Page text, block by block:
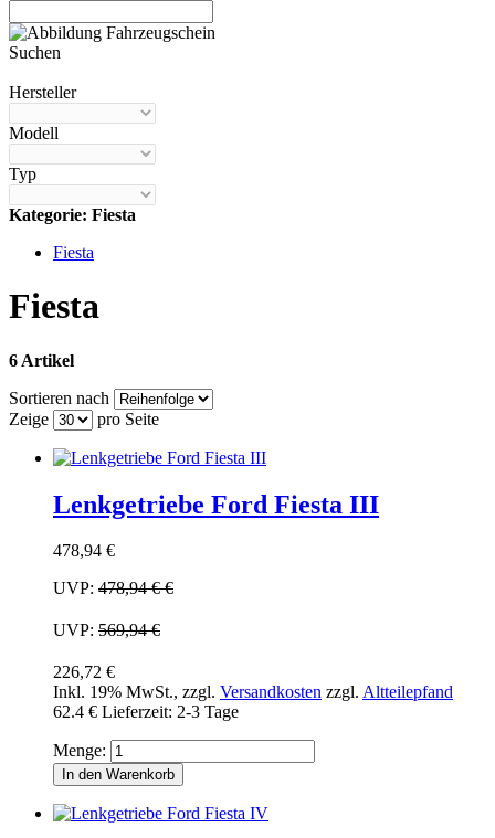
Suchen
Hersteller
Modell
Typ
Kategorie: Fiesta
Fiesta
Fiesta
6 Artikel
Sortieren nach
Zeige
pro Seite
Lenkgetriebe Ford Fiesta III
478,94 €
UVP: 478,94 €€
UVP: 569,94 €
226,72 €
Inkl. 19% MwSt., zzgl. Versandkosten zzgl. Altteilepfand
62.4 € Lieferzeit: 2-3 Tage
Menge:
In den Warenkorb